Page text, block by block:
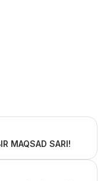
MAQSAD SARI!